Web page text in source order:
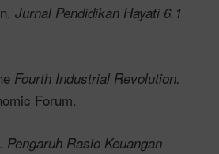
Jurnal Pendidikan Hayati 6.1
Fourth Industrial Revolution.
Forum.
Pengaruh Rasio Keuangan